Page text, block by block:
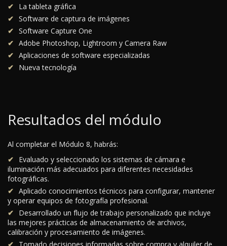
La tableta gráfica
Software de captura de imágenes
Software Capture One
Adobe Photoshop, Lightroom y Camera Raw
Aplicaciones de software especializadas
Nueva tecnología
Resultados del módulo
Al completar el Módulo 8, habrás:
Evaluado y seleccionado los sistemas de cámara e
iluminación más adecuados para diferentes necesidades
fotográficas.
Aplicado conocimientos técnicos para configurar, mantener
y operar equipos de fotografía profesional.
Desarrollado un flujo de trabajo personalizado que incluye
las mejores prácticas de almacenamiento de archivos,
calibración y procesamiento de imágenes.